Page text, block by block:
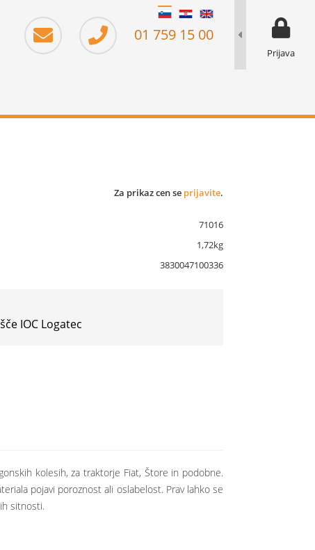
01 759 15 00
prikaz za
Prijava
Za prikaz cen se prijavite.
71016
1,72kg
3830047100336
IOC Logatec
kolesih, za traktorje Fiat, Štore in podobne.
pojavi poroznost ali oslabelost. Prav lahko se
sitnosti.